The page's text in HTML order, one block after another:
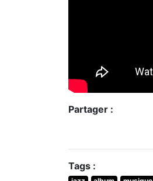
Partager :
Tags :